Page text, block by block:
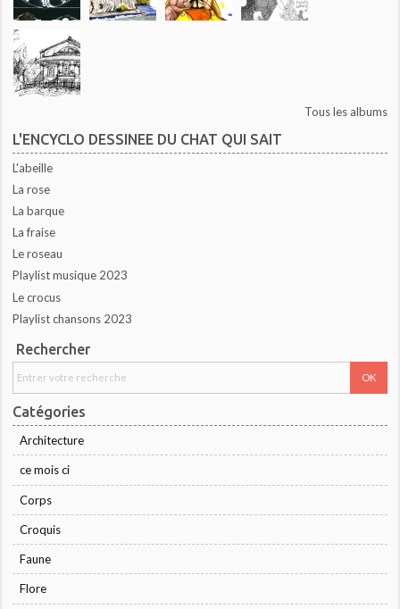
Tous les albums
L'ENCYCLO DESSINEE DU CHAT QUI SAIT
L'abeille
La rose
La barque
La fraise
Le roseau
Playlist musique 2023
Le crocus
Playlist chansons 2023
Rechercher
Catégories
Architecture
ce mois ci
Corps
Croquis
Faune
Flore